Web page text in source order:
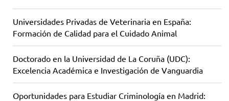
Universidades Privadas de Veterinaria en España:
Formación de Calidad para el Cuidado Animal
Doctorado en la Universidad de La Coruña (UDC):
Excelencia Académica e Investigación de Vanguardia
Oportunidades para Estudiar Criminología en Madrid: